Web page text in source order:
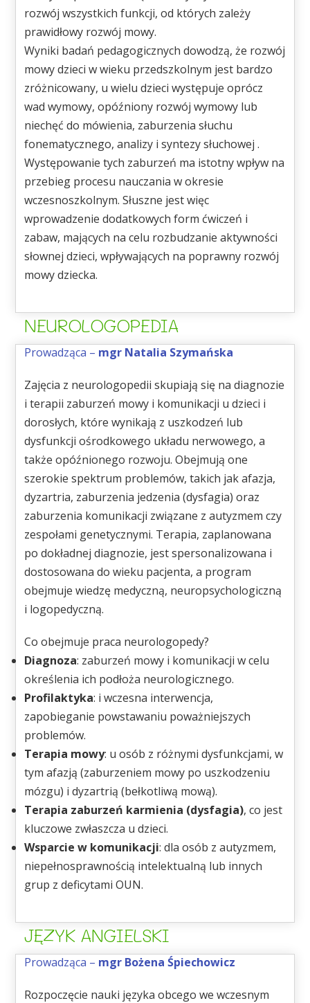
rozwój wszystkich funkcji, od których zależy
prawidłowy rozwój mowy.
Wyniki badań pedagogicznych dowodzą, że rozwój
mowy dzieci w wieku przedszkolnym jest bardzo
zróżnicowany, u wielu dzieci występuje oprócz
wad wymowy, opóźniony rozwój wymowy lub
niechęć do mówienia, zaburzenia słuchu
fonematycznego, analizy i syntezy słuchowej .
Występowanie tych zaburzeń ma istotny wpływ na
przebieg procesu nauczania w okresie
wczesnoszkolnym. Słuszne jest więc
wprowadzenie dodatkowych form ćwiczeń i
zabaw, mających na celu rozbudzanie aktywności
słownej dzieci, wpływających na poprawny rozwój
mowy dziecka.
NEUROLOGOPEDIA
Prowadząca – mgr Natalia Szymańska
Zajęcia z neurologopedii skupiają się na diagnozie
i terapii zaburzeń mowy i komunikacji u dzieci i
dorosłych, które wynikają z uszkodzeń lub
dysfunkcji ośrodkowego układu nerwowego, a
także opóźnionego rozwoju.Obejmują one
szerokie spektrum problemów, takich jak afazja,
dyzartria, zaburzenia jedzenia (dysfagia) oraz
zaburzenia komunikacji związane z autyzmem czy
zespołami genetycznymi. Terapia, zaplanowana
po dokładnej diagnozie, jest spersonalizowana i
dostosowana do wieku pacjenta, a program
obejmuje wiedzę medyczną, neuropsychologiczną
i logopedyczną.
Co obejmuje praca neurologopedy?
Diagnoza: zaburzeń mowy i komunikacji w celu
określenia ich podłoża neurologicznego.
Profilaktyka: i wczesna interwencja,
zapobieganie powstawaniu poważniejszych
problemów.
Terapia mowy: u osób z różnymi dysfunkcjami, w
tym afazją (zaburzeniem mowy po uszkodzeniu
mózgu) i dyzartrią (bełkotliwą mową).
Terapia zaburzeń karmienia (dysfagia),co jest
kluczowe zwłaszcza u dzieci.
Wsparcie w komunikacji:dla osób z autyzmem,
niepełnosprawnością intelektualną lub innych
grup z deficytami OUN.
JĘZYK ANGIELSKI
Prowadząca – mgr Bożena Śpiechowicz
Rozpoczęcie nauki języka obcego we wczesnym